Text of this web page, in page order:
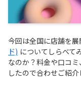
今回は全国に店舗を
ド) についてしらべて
なのか？料金や口コ
したので合わせご紹介